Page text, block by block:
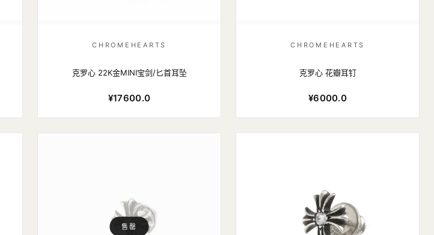
CHROMEHEARTS
克罗心 22K金MINI宝剑/匕首耳坠
¥17600.0
CHROMEHEARTS
克罗心 花瓣耳钉
¥6000.0
售罄